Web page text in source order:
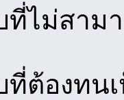
ที่ไม่สาม
ที่ต้องทน